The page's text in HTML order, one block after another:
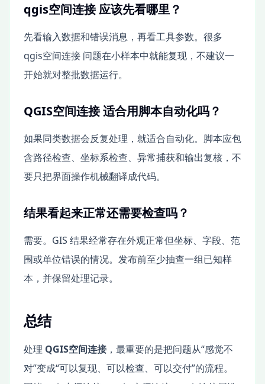
qgis空间连接 应该先看哪里？
先看输入数据和错误消息，再看工具参数。很多
qgis空间连接 问题在小样本中就能复现，不建议一
开始就对整批数据运行。
QGIS空间连接 适合用脚本自动化吗？
如果同类数据会反复处理，就适合自动化。脚本应包
含路径检查、坐标系检查、异常捕获和输出复核，不
要只把界面操作机械翻译成代码。
结果看起来正常还需要检查吗？
需要。GIS 结果经常存在外观正常但坐标、字段、范
围或单位错误的情况。发布前至少抽查一组已知样
本，并保留处理记录。
总结
处理 QGIS空间连接，最重要的是把问题从“感觉不
对”变成“可以复现、可以检查、可以交付”的流程。